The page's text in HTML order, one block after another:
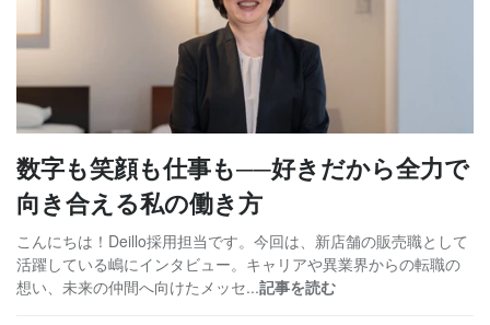
数字も笑顔も仕事も──好きだから全力で
向き合える私の働き方
こんにちは！Deillo採用担当です。今回は、新店舗の販売職として
活躍している嶋にインタビュー。キャリアや異業界からの転職の
想い、未来の仲間へ向けたメッセ...記事を読む